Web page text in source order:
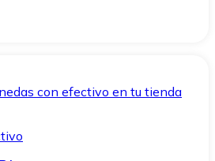
con efectivo en tu tienda